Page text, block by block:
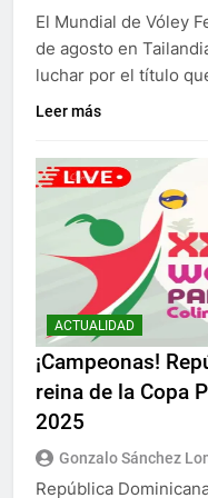
El Mundial de Vóley
de agosto en
luchar por el título
Leer más
ACTUALIDAD
¡Campeonas!
reina de la Copa
2025
Gonzalo Sánchez
República